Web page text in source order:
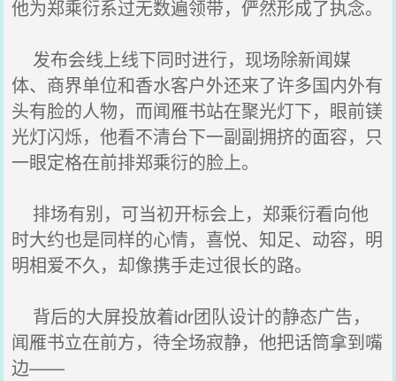
他为郑乘衍系过无数遍领带，俨然形成了执念。
发布会线上线下同时进行，现场除新闻媒
体、商界单位和香水客户外还来了许多国内外有
头有脸的人物，而闻雁书站在聚光灯下，眼前镁
光灯闪烁，他看不清台下一副副拥挤的面容，只
一眼定格在前排郑乘衍的脸上。
排场有别，可当初开标会上，郑乘衍看向他
时大约也是同样的心情，喜悦、知足、动容，明
明相爱不久，却像携手走过很长的路。
背后的大屏投放着idr团队设计的静态广告，
闻雁书立在前方，待全场寂静，他把话筒拿到嘴
边——